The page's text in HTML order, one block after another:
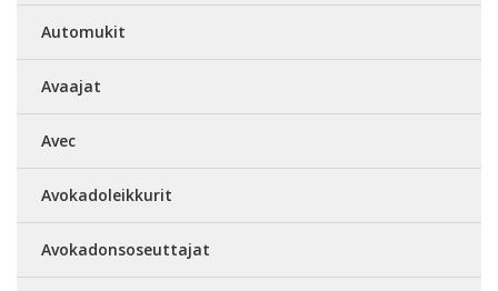
Automukit
Avaajat
Avec
Avokadoleikkurit
Avokadonsoseuttajat